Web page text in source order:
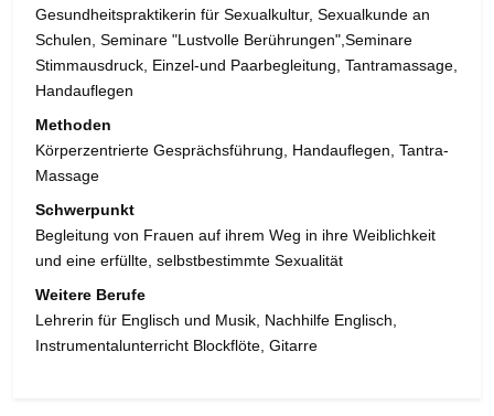
Gesundheitspraktikerin für Sexualkultur, Sexualkunde an
Schulen, Seminare "Lustvolle Berührungen",Seminare
Stimmausdruck, Einzel-und Paarbegleitung, Tantramassage,
Handauflegen
Methoden
Körperzentrierte Gesprächsführung, Handauflegen, Tantra-
Massage
Schwerpunkt
Begleitung von Frauen auf ihrem Weg in ihre Weiblichkeit
und eine erfüllte, selbstbestimmte Sexualität
Weitere Berufe
Lehrerin für Englisch und Musik, Nachhilfe Englisch,
Instrumentalunterricht Blockflöte, Gitarre